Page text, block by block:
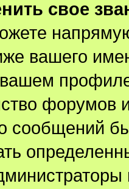
свое
вашего
форумов
сообщений